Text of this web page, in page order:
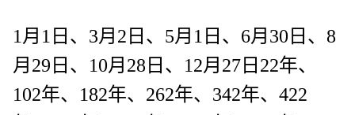
1月1日、3月2日、5月1日、6月30日、8
月29日、10月28日、12月27日22年、
102年、182年、262年、342年、422